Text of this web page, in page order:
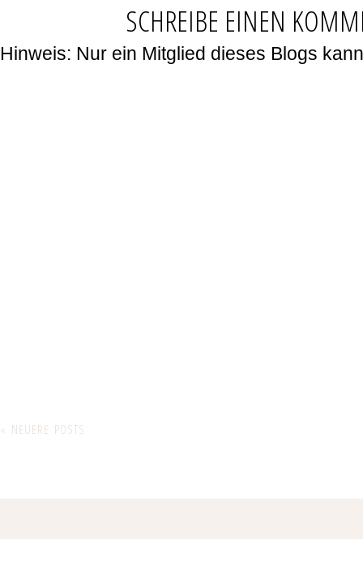
SCHREIBE EINEN
Hinweis: Nur ein Mitglied dieses Blogs
« NEUERE POSTS